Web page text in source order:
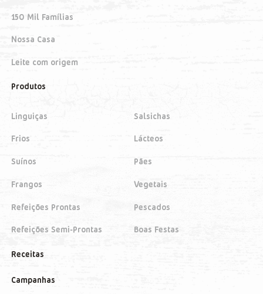
150 Mil Famílias
Nossa Casa
Leite com origem
Produtos
Linguiças
Frios
Suínos
Frangos
Refeições Prontas
Refeições Semi-Prontas
Salsichas
Lácteos
Pães
Vegetais
Pescados
Boas Festas
Receitas
Campanhas